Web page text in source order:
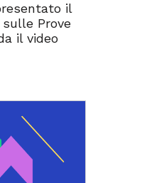
il
Prove
il video